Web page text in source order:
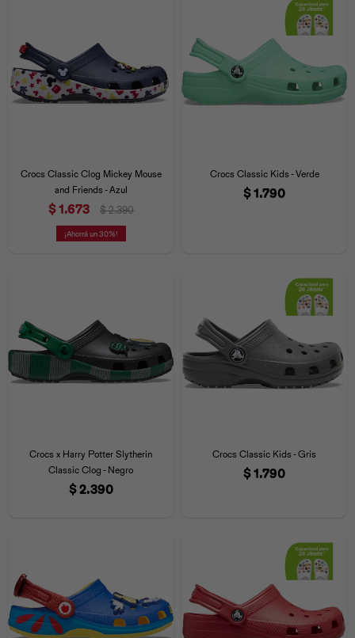
Crocs Classic Clog Mickey Mouse
and Friends - Azul
$1.673 $ 2.390
30
Crocs Classic Kids - Verde
$1.790
Crocs x Harry Potter Slytherin
Classic Clog - Negro
$2.390
Crocs Classic Kids - Gris
$1.790